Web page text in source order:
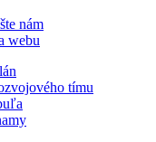
nám
webu
tímu